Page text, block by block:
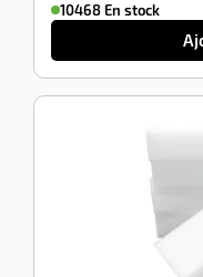
10468 En stock